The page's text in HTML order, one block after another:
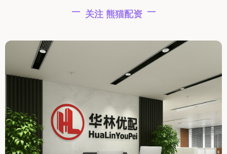
关注 熊猫配资